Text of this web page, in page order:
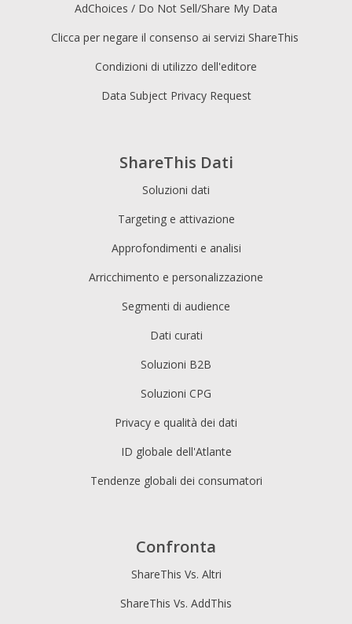
ShareThis Dati
Soluzioni dati
Targeting e attivazione
Approfondimenti e analisi
Arricchimento e personalizzazione
Segmenti di audience
Dati curati
Soluzioni B2B
Soluzioni CPG
Privacy e qualità dei dati
ID globale dell'Atlante
Tendenze globali dei consumatori
AdChoices / Do Not Sell/Share My Data
Clicca per negare il consenso ai servizi ShareThis
Condizioni di utilizzo dell'editore
Data Subject Privacy Request
Confronta
ShareThis Vs. Altri
ShareThis Vs. AddThis